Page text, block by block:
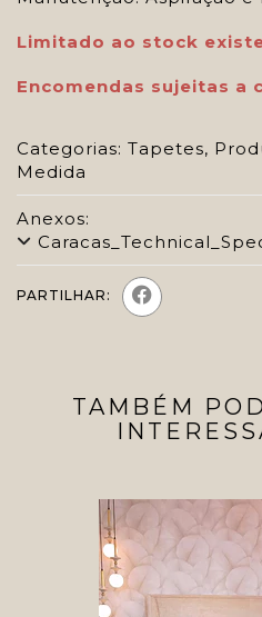
Limitado ao stock
Encomendas sujeitas a
Categorias: Tapetes,
Medida
Anexos:
PARTILHAR:
TAMBÉM